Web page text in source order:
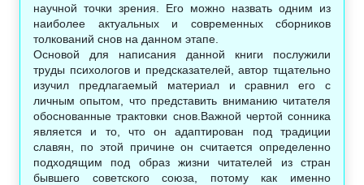
научной точки зрения. Его можно назвать одним из
наиболее актуальных и современных сборников
толкований снов на данном этапе.
Основой для написания данной книги послужили
труды психологов и предсказателей, автор тщательно
изучил предлагаемый материал и сравнил его с
личным опытом, что представить вниманию читателя
обоснованные трактовки снов.Важной чертой сонника
является и то, что он адаптирован под традиции
славян, по этой причине он считается определенно
подходящим под образ жизни читателей из стран
бывшего советского союза, потому как именно